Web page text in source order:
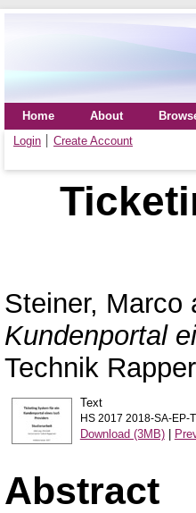
Home About
Login
Create Account
Steiner, Marco
Kundenportal
Technik
Text
HS 2017 2018-SA-EP-
Download (3MB)|
Abstract